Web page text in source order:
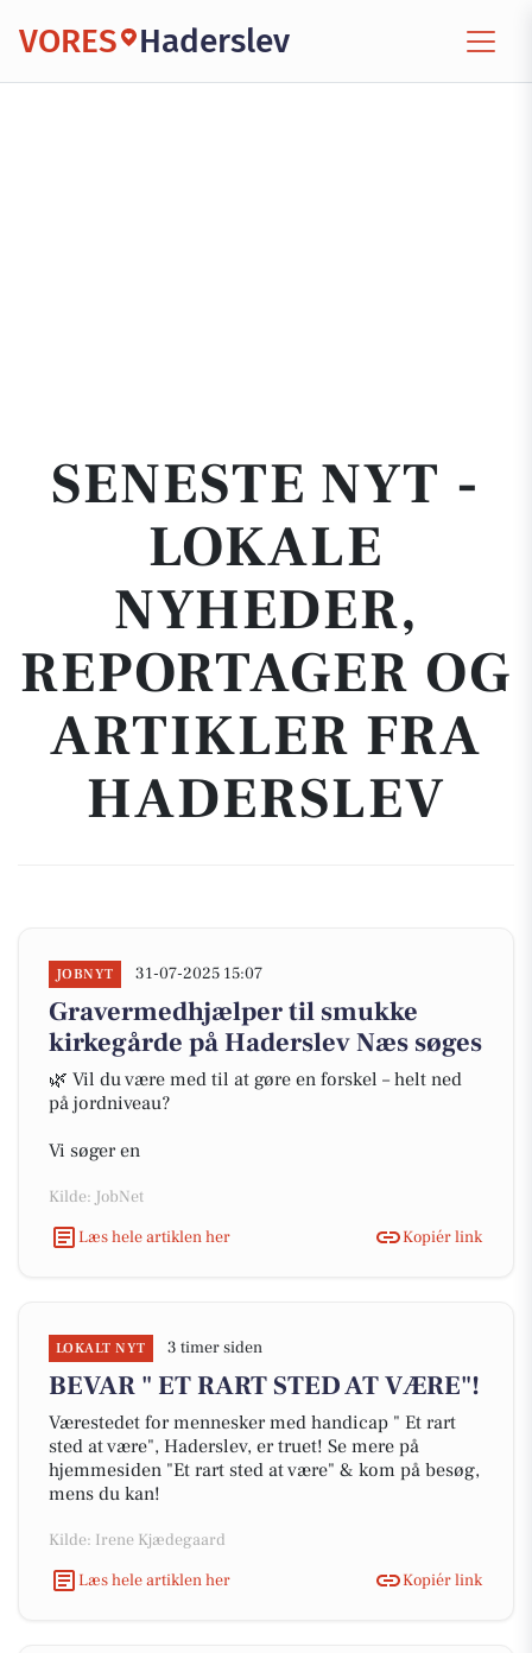
VORES Haderslev
SENESTE NYT -
LOKALE
NYHEDER,
REPORTAGER OG
ARTIKLER FRA
HADERSLEV
JOBNYT 31-07-2025 15:07
Gravermedhjælper til smukke
kirkegårde på Haderslev Næs søges
🌿 Vil du være med til at gøre en forskel – helt ned
på jordniveau?
Vi søger en
Kilde: JobNet
Læs hele artiklen her
Kopiér link
LOKALT NYT 3 timer siden
BEVAR " ET RART STED AT VÆRE"!
Værestedet for mennesker med handicap " Et rart
sted at være", Haderslev, er truet! Se mere på
hjemmesiden "Et rart sted at være" & kom på besøg,
mens du kan!
Kilde: Irene Kjædegaard
Læs hele artiklen her
Kopiér link